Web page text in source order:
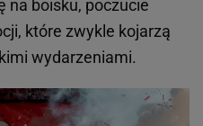
na boisku, poczucie
które zwykle kojarzą
wydarzeniami.